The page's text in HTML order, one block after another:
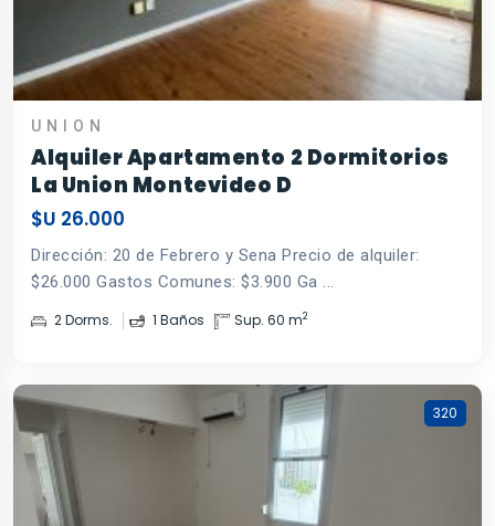
UNION
Alquiler Apartamento 2 Dormitorios
La Union Montevideo D
$U 26.000
Dirección: 20 de Febrero y Sena Precio de alquiler:
$26.000 Gastos Comunes: $3.900 Ga ...
2 Dorms. 1 Baños Sup. 60 m2
320